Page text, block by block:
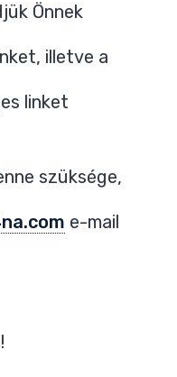
Önnek
illetve a
linket
szüksége,
e-mail